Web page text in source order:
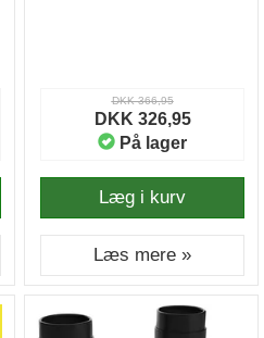
DKK 366,95
DKK 326,95
På lager
Læg i kurv
Læs mere »